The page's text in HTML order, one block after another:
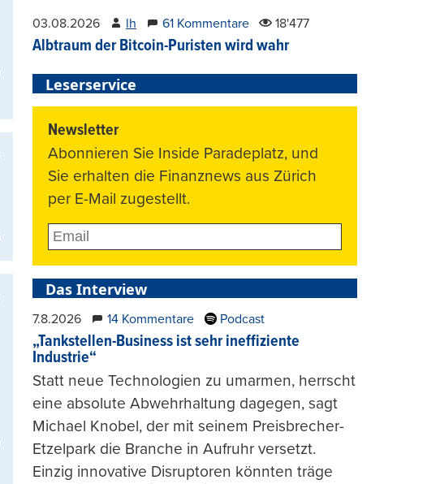
03.08.2026 lh 61 Kommentare 18'477
Albtraum der Bitcoin-Puristen wird wahr
Leserservice
Newsletter
Abonnieren Sie Inside Paradeplatz, und
Sie erhalten die Finanznews aus Zürich
per E-Mail zugestellt.
Das Interview
7.8.2026 14 Kommentare Podcast
„Tankstellen-Business ist sehr ineffiziente
Industrie“
Statt neue Technologien zu umarmen, herrscht
eine absolute Abwehrhaltung dagegen, sagt
Michael Knobel, der mit seinem Preisbrecher-
Etzelpark die Branche in Aufruhr versetzt.
Einzig innovative Disruptoren könnten träge